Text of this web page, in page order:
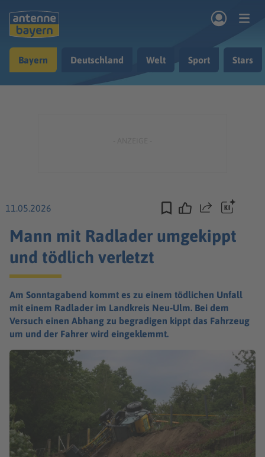
Musik & Radio
Bayern Deutschland Welt Sport Stars
11.05.2026 Teilen
Mann mit Radlader umgekippt
und tödlich verletzt
Am Sonntagabend kommt es zu einem tödlichen Unfall
mit einem Radlader im Landkreis Neu-Ulm. Bei dem
Versuch einen Abhang zu begradigen kippt das Fahrzeug
um und der Fahrer wird eingeklemmt.